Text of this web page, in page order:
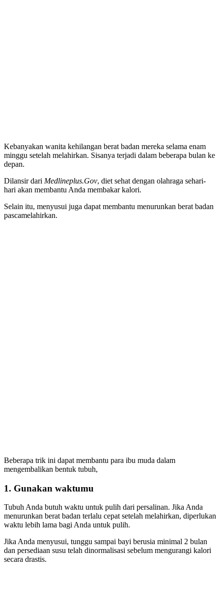
Kebanyakan wanita kehilangan berat badan mereka selama enam
minggu setelah melahirkan. Sisanya terjadi dalam beberapa bulan ke
depan.
Dilansir dari Medlineplus.Gov, diet sehat dengan olahraga sehari-
hari akan membantu Anda membakar kalori.
Selain itu, menyusui juga dapat membantu menurunkan berat badan
pascamelahirkan.
Beberapa trik ini dapat membantu para ibu muda dalam
mengembalikan bentuk tubuh,
1. Gunakan waktumu
Tubuh Anda butuh waktu untuk pulih dari persalinan. Jika Anda
menurunkan berat badan terlalu cepat setelah melahirkan, diperlukan
waktu lebih lama bagi Anda untuk pulih.
Jika Anda menyusui, tunggu sampai bayi berusia minimal 2 bulan
dan persediaan susu telah dinormalisasi sebelum mengurangi kalori
secara drastis.